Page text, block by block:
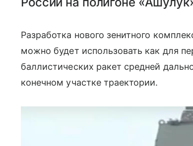
Разработка нового зенитного
можно будет использовать как для
баллистических ракет средней
конечном участке траектории.